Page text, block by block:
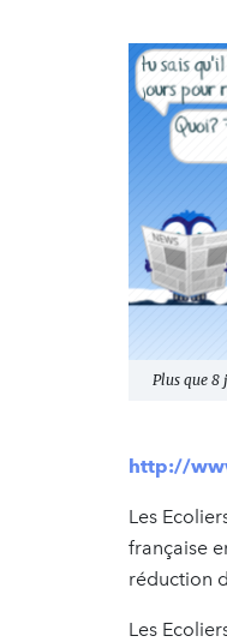
Plus que 8
http://
Les
française
réduction
Les